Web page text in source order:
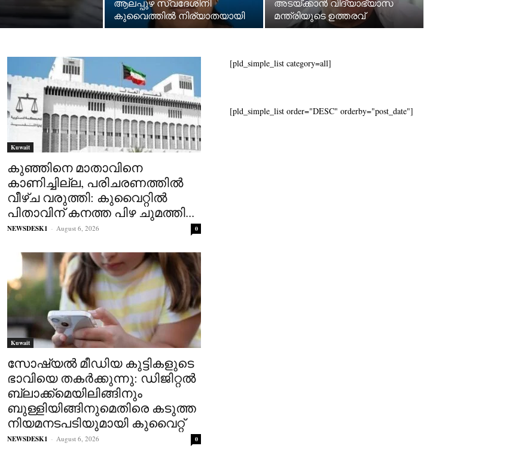
ആലപ്പുഴ സ്വദേശിനി
കുവൈത്തിൽ നിര്യാതയായി
അടയ്ക്കാൻ വിദ്യാഭ്യാസ
മന്ത്രിയുടെ ഉത്തരവ്
Kuwait
കുഞ്ഞിനെ മാതാവിനെ
കാണിച്ചില്ല, പരിചരണത്തിൽ
വീഴ്ച വരുത്തി: കുവൈറ്റിൽ
പിതാവിന് കനത്ത പിഴ ചുമത്തി...
NEWSDESK1 - August 6, 2026 0
Kuwait
സോഷ്യൽ മീഡിയ കുട്ടികളുടെ
ഭാവിയെ തകർക്കുന്നു: ഡിജിറ്റൽ
ബ്ലാക്ക്‌മെയിലിങ്ങിനും
ബുള്ളിയിങ്ങിനുമെതിരെ കടുത്ത
നിയമനടപടിയുമായി കുവൈറ്റ്
NEWSDESK1 - August 6, 2026 0
[pld_simple_list category=all]
[pld_simple_list order="DESC" orderby="post_date"]